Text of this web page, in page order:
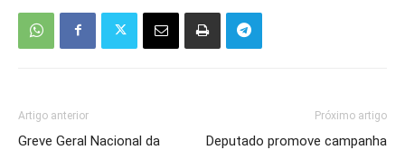
Artigo anterior
Greve Geral Nacional da
Próximo artigo
Deputado promove campanha